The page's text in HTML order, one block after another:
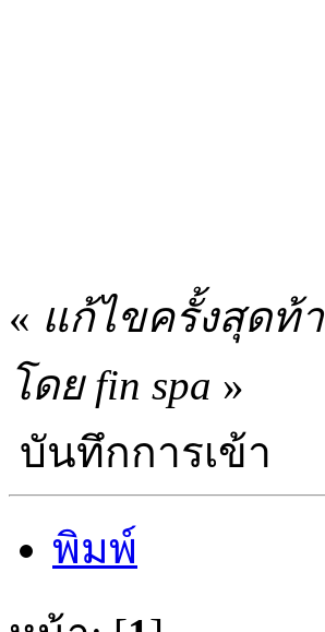
« แก้ไขครั้งสุดท้
โดย fin spa »
บันทึกการเข้า
พิมพ์